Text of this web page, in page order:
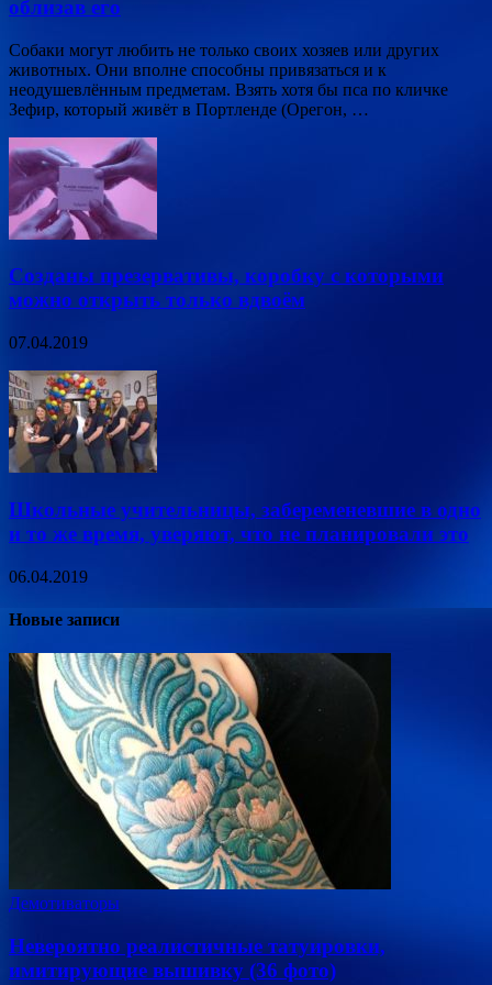
облизав его
Собаки могут любить не только своих хозяев или других
животных. Они вполне способны привязаться и к
неодушевлённым предметам. Взять хотя бы пса по кличке
Зефир, который живёт в Портленде (Орегон, …
Созданы презервативы, коробку с которыми
можно открыть только вдвоём
07.04.2019
Школьные учительницы, забеременевшие в одно
и то же время, уверяют, что не планировали это
06.04.2019
Новые записи
Демотиваторы
Невероятно реалистичные татуировки,
имитирующие вышивку (36 фото)